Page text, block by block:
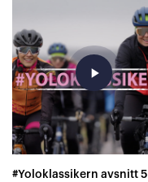
play_arrow
#Yoloklassikern avsnitt 5